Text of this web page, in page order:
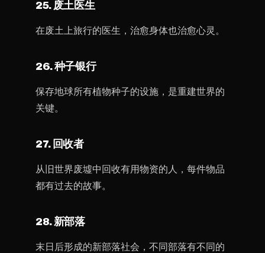
25. 废土医生
在废土上旅行的医生，治愈身体也治愈心灵。
26. 种子银行
保存地球所有植物种子的设施，是重建世界的
关键。
27. 回收者
从旧世界废墟中回收有用物资的人，每件物品
都有过去的故事。
28. 新部落
末日后形成的新部落社会，不同部落有不同的